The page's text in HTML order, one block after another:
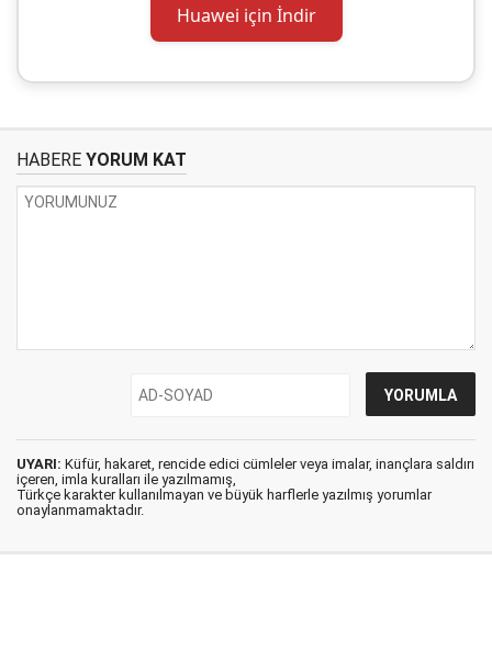
Huawei için İndir
HABERE YORUM KAT
UYARI: Küfür, hakaret, rencide edici cümleler veya imalar, inançlara saldırı
içeren, imla kuralları ile yazılmamış,
Türkçe karakter kullanılmayan ve büyük harflerle yazılmış yorumlar
onaylanmamaktadır.